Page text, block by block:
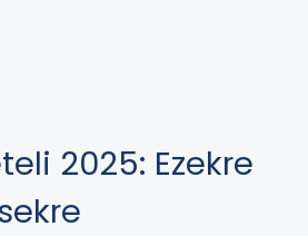
2025: Ezekre